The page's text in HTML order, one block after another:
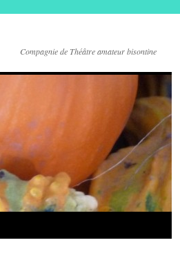
Compagnie de Théâtre amateur bisontine